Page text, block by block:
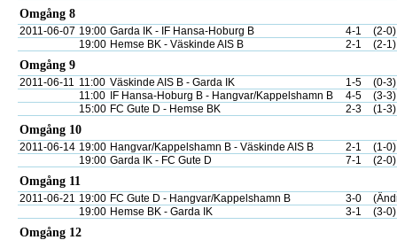
Omgång 8
2011-06-07 19:00 Garda IK - IF Hansa-Hoburg B 4-1
(2-0)
19:00 Hemse BK - Väskinde AIS B 2-1 (2-1)
Omgång 9
2011-06-11 11:00 Väskinde AIS B - Garda IK 1-5
(0-3)
11:00
IF Hansa-Hoburg B - Hangvar/Kappelshamn B 4-5
(3-3)
15:00 FC Gute D - Hemse BK 2-3 (1-3)
Omgång 10
2011-06-14 19:00 Hangvar/Kappelshamn B - Väskinde AIS B 2-1
(1-0)
19:00 Garda IK - FC Gute D 7-1 (2-0)
Omgång 11
2011-06-21 19:00 FC Gute D - Hangvar/Kappelshamn B 3-0
19:00 Hemse BK - Garda IK 3-1 (3-0)
Omgång 12